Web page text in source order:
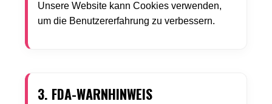
Unsere Website kann Cookies verwenden,
um die Benutzererfahrung zu verbessern.
3. FDA-WARNHINWEIS